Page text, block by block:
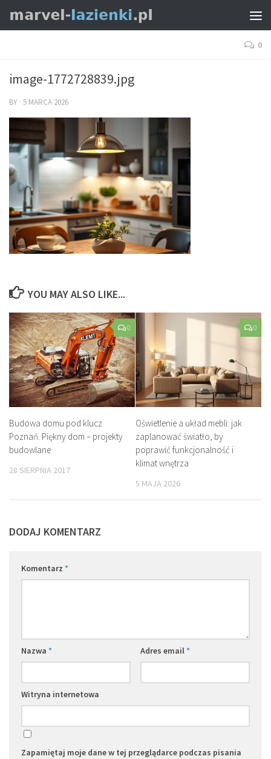
0
image-1772728839.jpg
BY · 5 MARCA 2026
YOU MAY ALSO LIKE...
0
Budowa domu pod klucz
Poznań. Piękny dom – projekty
budowlane
28 SIERPNIA 2017
0
Oświetlenie a układ mebli: jak
zaplanować światło, by
poprawić funkcjonalność i
klimat wnętrza
5 MAJA 2026
DODAJ KOMENTARZ
Komentarz *
Nazwa * Adres email*
Witryna internetowa
Zapamiętaj moje dane w tej przeglądarce podczas pisania